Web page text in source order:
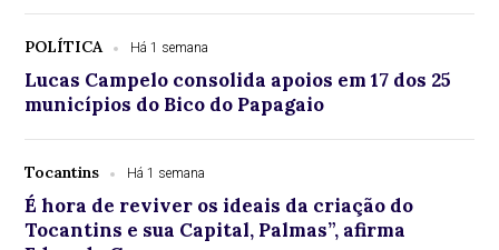
POLÍTICA Há 1 semana
Lucas Campelo consolida apoios em 17 dos 25
municípios do Bico do Papagaio
Tocantins Há 1 semana
É hora de reviver os ideais da criação do
Tocantins e sua Capital, Palmas”, afirma